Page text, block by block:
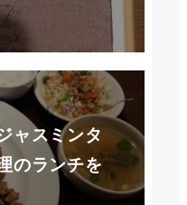
スミンタ
のランチを